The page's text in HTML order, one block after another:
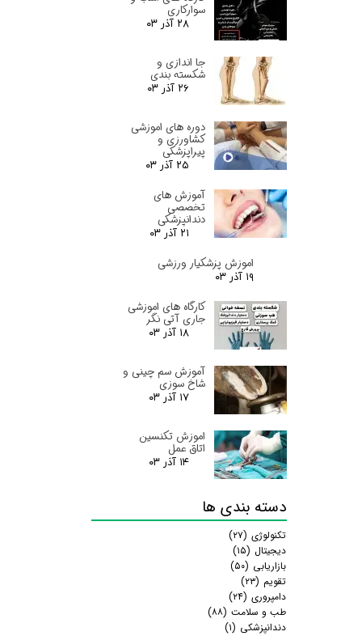
سوارکاری
۲۸ آذر ۰۳
جا اندازی و
شکسته بندی
۲۶ آذر ۰۳
دوره های اموزشی
کشاورزی و
پیراپزشکی
۲۵ آذر ۰۳
آموزش های
تخصصی
دندانپزشکی
۲۱ آذر ۰۳
اموزش پزشکیار ورزشی
۱۹ آذر ۰۳
کارگاه های اموزشی
جاری آتی نگر
۱۸ آذر ۰۳
آموزش سم چینی و
شاخ سوزی
۱۷ آذر ۰۳
اموزش تکنسین
اتاق عمل
۱۴ آذر ۰۳
دسته بندی ها
تکنولوژی (۲۷)
دیجیتال (۱۵)
بازاریابی (۵۰)
تقویم (۲۳)
دامپروری (۲۴)
طب و سلامت (۸۸)
دندانپزشکی (۱)